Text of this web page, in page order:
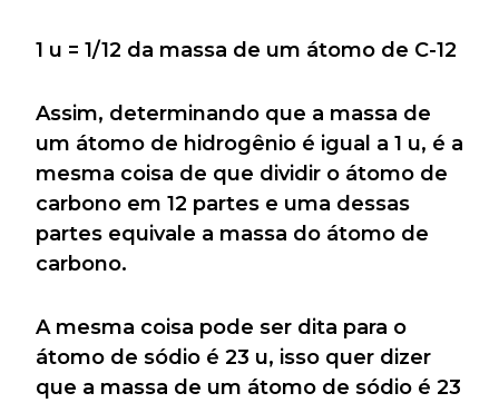
1 u = 1/12 da massa de um átomo de C-12
Assim, determinando que a massa de
um átomo de hidrogênio é igual a 1 u, é a
mesma coisa de que dividir o átomo de
carbono em 12 partes e uma dessas
partes equivale a massa do átomo de
carbono.
A mesma coisa pode ser dita para o
átomo de sódio é 23 u, isso quer dizer
que a massa de um átomo de sódio é 23